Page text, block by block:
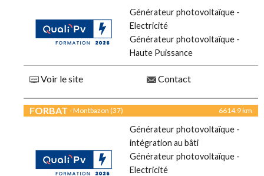
Générateur photovoltaïque -
Electricité
Générateur photovoltaïque -
Haute Puissance
Voir le site Contact
FORBAT - Montbazon (37) 6614.9 km
Générateur photovoltaïque -
intégration au bâti
Générateur photovoltaïque -
Electricité